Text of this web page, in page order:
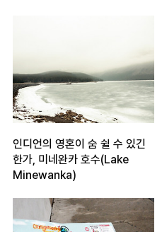
인디언의 영혼이 숨 쉴 수 있긴
한가, 미네완카 호수(Lake
Minewanka)